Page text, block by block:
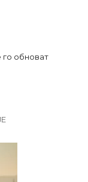
обноват